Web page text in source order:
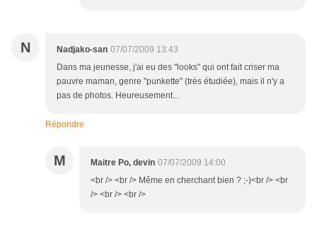
N Nadjako-san 07/07/2009 13:43
Dans ma jeunesse, j'ai eu des "looks" qui ont fait criser ma
pauvre maman, genre "punkette" (très étudiée), mais il n'y a
pas de photos. Heureusement...
Répondre
M Maitre Po, devin 07/07/2009 14:00
<br /> <br /> Même en cherchant bien ? ;-)<br /> <br
/> <br /> <br />